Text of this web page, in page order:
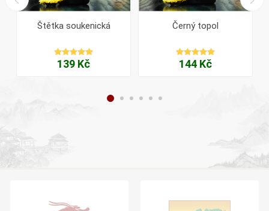
Štětka soukenická
139 Kč
Černý topol
144 Kč